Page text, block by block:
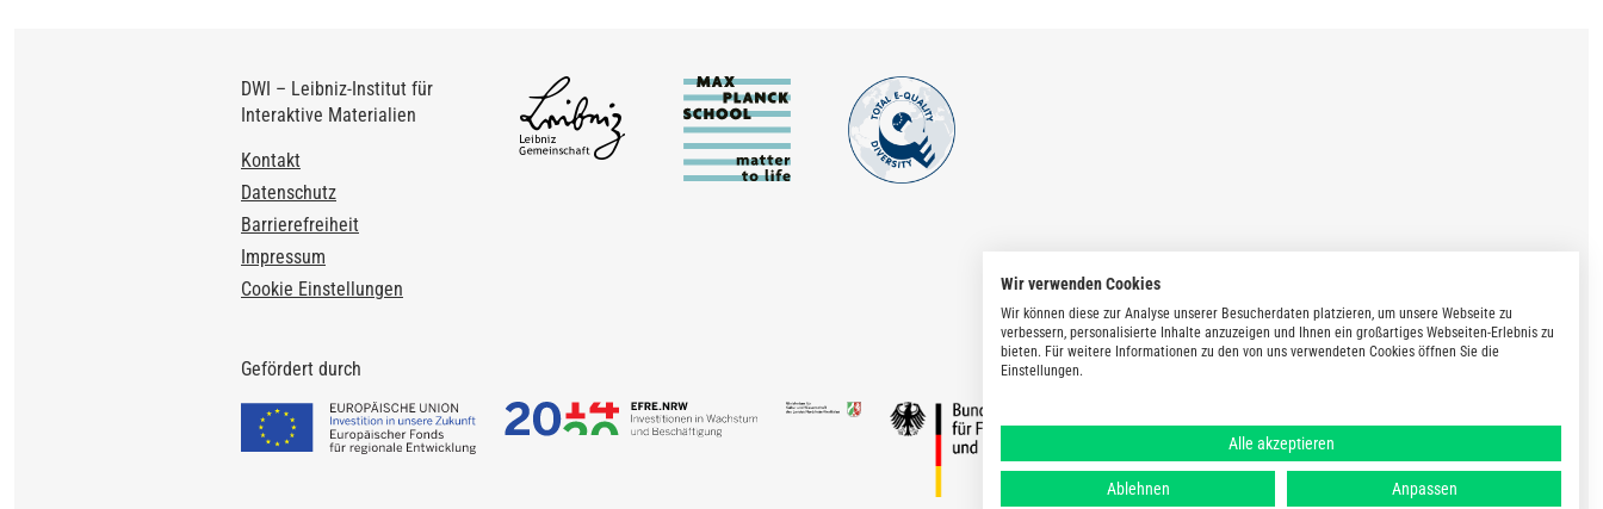
DWI – Leibniz-Institut für
Interaktive Materialien
Footer
Kontakt
Datenschutz
Barrierefreiheit
Impressum
Cookie Einstellungen
Gefördert durch
Wir verwenden Cookies
Wir können diese zur Analyse unserer Besucherdaten platzieren, um unsere Webseite zu
verbessern, personalisierte Inhalte anzuzeigen und Ihnen ein großartiges Webseiten-Erlebnis zu
bieten. Für weitere Informationen zu den von uns verwendeten Cookies öffnen Sie die
Einstellungen.
Alle akzeptieren
Ablehnen Anpassen